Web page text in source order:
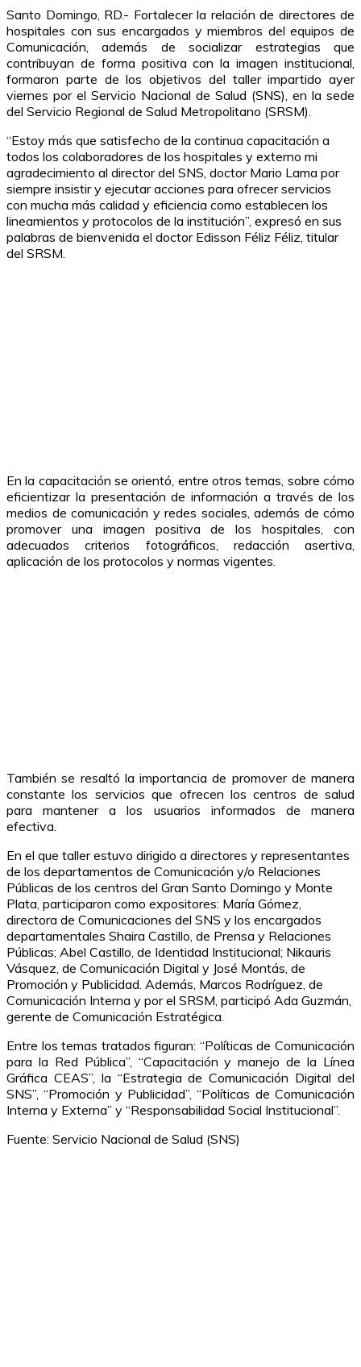
Santo Domingo, RD.- Fortalecer la relación de directores de
hospitales con sus encargados y miembros del equipos de
Comunicación, además de socializar estrategias que
contribuyan de forma positiva con la imagen institucional,
formaron parte de los objetivos del taller impartido ayer
viernes por el Servicio Nacional de Salud (SNS), en la sede
del Servicio Regional de Salud Metropolitano (SRSM).
“Estoy más que satisfecho de la continua capacitación a
todos los colaboradores de los hospitales y externo mi
agradecimiento al director del SNS, doctor Mario Lama por
siempre insistir y ejecutar acciones para ofrecer servicios
con mucha más calidad y eficiencia como establecen los
lineamientos y protocolos de la institución”, expresó en sus
palabras de bienvenida el doctor Edisson Féliz Féliz, titular
del SRSM.
En la capacitación se orientó, entre otros temas, sobre cómo
eficientizar la presentación de información a través de los
medios de comunicación y redes sociales, además de cómo
promover una imagen positiva de los hospitales, con
adecuados criterios fotográficos, redacción asertiva,
aplicación de los protocolos y normas vigentes.
También se resaltó la importancia de promover de manera
constante los servicios que ofrecen los centros de salud
para mantener a los usuarios informados de manera
efectiva.
En el que taller estuvo dirigido a directores y representantes
de los departamentos de Comunicación y/o Relaciones
Públicas de los centros del Gran Santo Domingo y Monte
Plata, participaron como expositores: María Gómez,
directora de Comunicaciones del SNS y los encargados
departamentales Shaira Castillo, de Prensa y Relaciones
Públicas; Abel Castillo, de Identidad Institucional; Nikauris
Vásquez, de Comunicación Digital y José Montás, de
Promoción y Publicidad. Además, Marcos Rodríguez, de
Comunicación Interna y por el SRSM, participó Ada Guzmán,
gerente de Comunicación Estratégica.
Entre los temas tratados figuran: “Políticas de Comunicación
para la Red Pública”, “Capacitación y manejo de la Línea
Gráfica CEAS”, la “Estrategia de Comunicación Digital del
SNS”, “Promoción y Publicidad”, “Políticas de Comunicación
Interna y Externa” y “Responsabilidad Social Institucional”.
Fuente: Servicio Nacional de Salud (SNS)